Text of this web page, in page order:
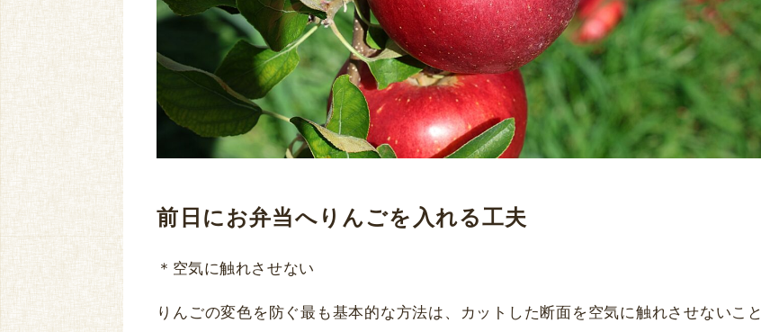
前日にお弁当へりんごを入れる工夫
＊空気に触れさせない
りんごの変色を防ぐ最も基本的な方法は、カットした断面を空気に触れさせないこと